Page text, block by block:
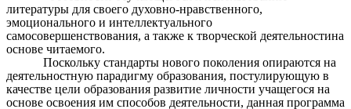
литературы для своего духовно-нравственного,
эмоционального и интеллектуального
самосовершенствования, а также к творческой деятельностина
основе читаемого.
Поскольку стандарты нового поколения опираются на
деятельностную парадигму образования, постулирующую в
качестве цели образования развитие личности учащегося на
основе освоения им способов деятельности, данная программа